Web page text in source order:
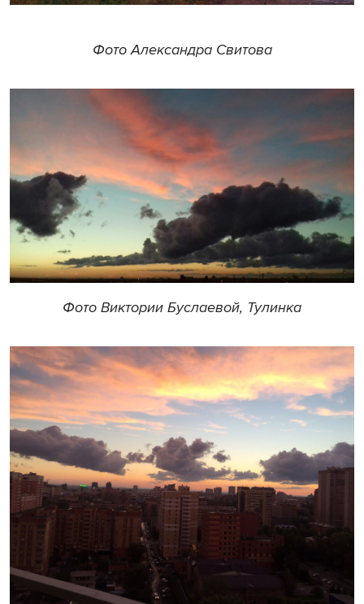
Фото Александра Свитова
Фото Виктории Буслаевой, Тулинка